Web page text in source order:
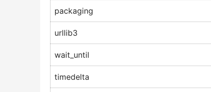
packaging
urllib3
wait_until
timedelta